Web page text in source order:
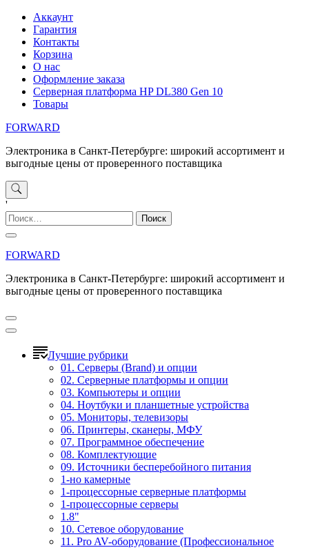
Перейти
содержимому
Аккаунт
Гарантия
Контакты
Корзина
О нас
Оформление заказа
Серверная платформа HP DL380 Gen 10
Товары
FORWARD
Электроника в Санкт-Петербурге: широкий ассортимент и
выгодные цены от проверенного поставщика
'
Найти:
FORWARD
Электроника в Санкт-Петербурге: широкий ассортимент и
выгодные цены от проверенного поставщика
Лучшие рубрики
01. Серверы (Brand) и опции
02. Серверные платформы и опции
03. Компьютеры и опции
04. Ноутбуки и планшетные устройства
05. Мониторы, телевизоры
06. Принтеры, сканеры, МФУ
07. Программное обеспечение
08. Комплектующие
09. Источники бесперебойного питания
1-но камерные
1-процессорные серверные платформы
1-процессорные серверы
1.8"
10. Сетевое оборудование
11. Pro AV-оборудование (Профессиональное